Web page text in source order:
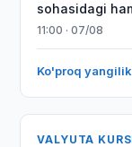
sohasidagi
11:00 · 07/08
Ko'proq
VALYUTA